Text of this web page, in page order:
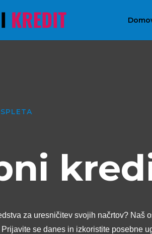
za uresničitev svojih načrtov?
se danes in izkoristite posebne